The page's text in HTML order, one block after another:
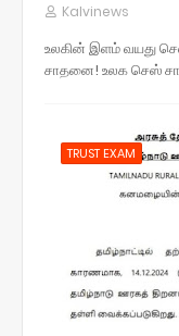
Kalvinews
உலகின் இளம் வயது
சாதனை! உலக செஸ்
TRUST EXAM